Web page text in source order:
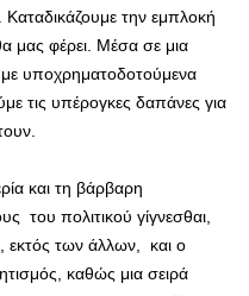
Καταδικάζουμε την εμπλοκή
μας φέρει. Μέσα σε μια
υποχρηματοδοτούμενα
τις υπέρογκες δαπάνες για
και τη βάρβαρη
του πολιτικού γίγνεσθαι,
εκτός των άλλων, και ο
καθώς μια σειρά